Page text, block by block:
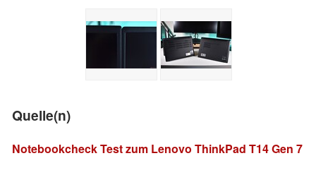
Quelle(n)
Notebookcheck Test zum Lenovo ThinkPad T14 Gen 7